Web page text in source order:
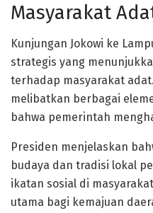
Masyarakat
Kunjungan Jokowi ke
strategis yang
terhadap masyarakat
melibatkan berbagai
bahwa pemerintah
Presiden menjelaskan
budaya dan tradisi lokal
ikatan sosial di
utama bagi kemajuan